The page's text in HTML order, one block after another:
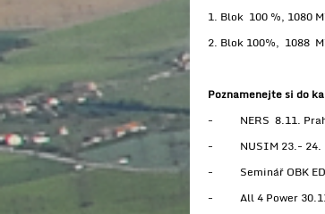
1. Blok 100 %, 1080
2. Blok 100%, 1088
Poznamenejte si do
- NERS 8.11.
- NUSIM 23.- 24.
- Seminář OBK
- All 4 Power 30.11.